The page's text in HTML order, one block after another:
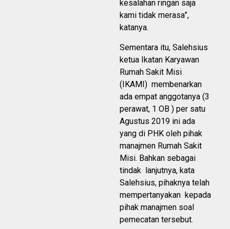
kesalahan ringan saja
kami tidak merasa”,
katanya.
Sementara itu, Salehsius
ketua Ikatan Karyawan
Rumah Sakit Misi
(IKAMI) membenarkan
ada empat anggotanya (3
perawat, 1 OB ) per satu
Agustus 2019 ini ada
yang di PHK oleh pihak
manajmen Rumah Sakit
Misi. Bahkan sebagai
tindak lanjutnya, kata
Salehsius, pihaknya telah
mempertanyakan kepada
pihak manajmen soal
pemecatan tersebut.